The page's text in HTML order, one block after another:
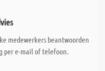
medewerkers beantwoorden
per e-mail of telefoon.